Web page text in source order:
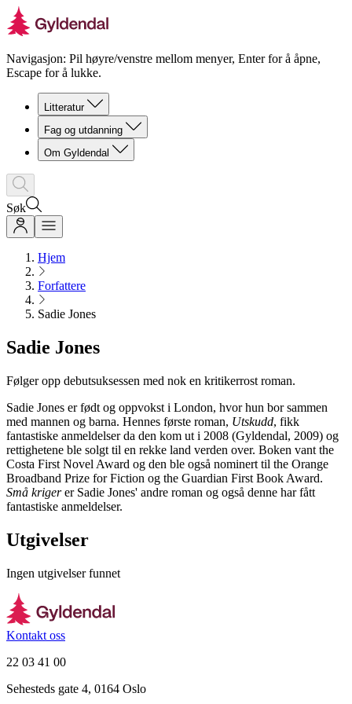
Navigasjon: Pil høyre/venstre mellom menyer, Enter for å åpne,
Escape for å lukke.
Litteratur
Fag og utdanning
Om Gyldendal
Søk
Hjem
Forfattere
Sadie Jones
Sadie Jones
Følger opp debutsuksessen med nok en kritikerrost roman.
Sadie Jones er født og oppvokst i London, hvor hun bor sammen
med mannen og barna. Hennes første roman, Utskudd, fikk
fantastiske anmeldelser da den kom ut i 2008 (Gyldendal, 2009) og
rettighetene ble solgt til en rekke land verden over. Boken vant the
Costa First Novel Award og den ble også nominert til the Orange
Broadband Prize for Fiction og the Guardian First Book Award.
Små krigerer Sadie Jones' andre roman og også denne har fått
fantastiske anmeldelser.
Utgivelser
Ingen utgivelser funnet
Kontakt oss
22 03 41 00
Sehesteds gate 4, 0164 Oslo